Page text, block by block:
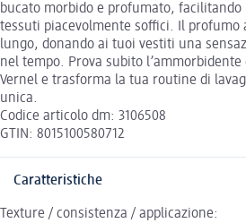
bucato morbido e profumato,
tessuti piacevolmente soffici. Il profumo
lungo, donando ai tuoi vestiti una
nel tempo. Prova subito
Vernel e trasforma la tua routine di
unica.
Codice articolo dm: 3106508
GTIN: 8015100580712
Caratteristiche
Texture / consistenza / applicazione: